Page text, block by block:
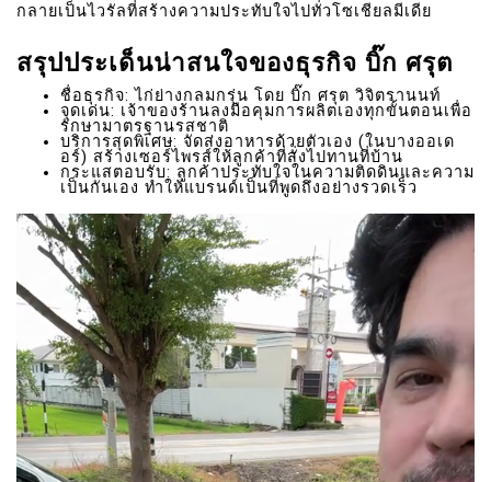
กลายเป็นไวรัลที่สร้างความประทับใจไปทั่วโซเชียลมีเดีย
สรุปประเด็นน่าสนใจของธุรกิจ บิ๊ก ศรุต
ชื่อธุรกิจ: ไก่ย่างกลมกรุ่น โดย บิ๊ก ศรุต วิจิตรานนท์
จุดเด่น: เจ้าของร้านลงมือคุมการผลิตเองทุกขั้นตอนเพื่อ
รักษามาตรฐานรสชาติ
บริการสุดพิเศษ: จัดส่งอาหารด้วยตัวเอง (ในบางออเด
อร์) สร้างเซอร์ไพรส์ให้ลูกค้าที่สั่งไปทานที่บ้าน
กระแสตอบรับ: ลูกค้าประทับใจในความติดดินและความ
เป็นกันเอง ทำให้แบรนด์เป็นที่พูดถึงอย่างรวดเร็ว